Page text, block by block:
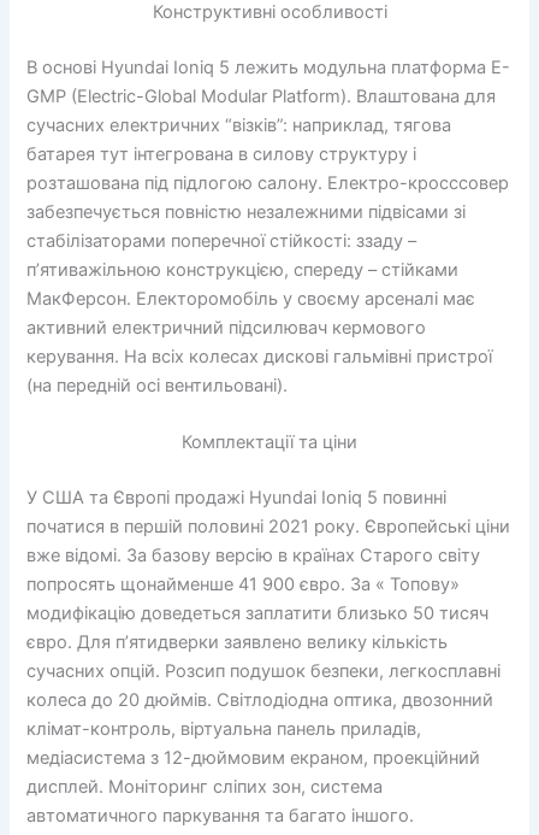
Конструктивні особливості
В основі Hyundai Ioniq 5 лежить модульна платформа E-
GMP (Electric-Global Modular Platform). Влаштована для
сучасних електричних “візків”: наприклад, тягова
батарея тут інтегрована в силову структуру і
розташована під підлогою салону. Електро-кросссовер
забезпечується повністю незалежними підвісами зі
стабілізаторами поперечної стійкості: ззаду –
п’ятиважільною конструкцією, спереду – стійками
МакФерсон. Електоромобіль у своєму арсеналі має
активний електричний підсилювач кермового
керування. На всіх колесах дискові гальмівні пристрої
(на передній осі вентильовані).
Комплектації та ціни
У США та Європі продажі Hyundai Ioniq 5 повинні
початися в першій половині 2021 року. Європейські ціни
вже відомі. За базову версію в країнах Старого світу
попросять щонайменше 41 900 євро. За « Топову»
модифікацію доведеться заплатити близько 50 тисяч
євро. Для п’ятидверки заявлено велику кількість
сучасних опцій. Розсип подушок безпеки, легкосплавні
колеса до 20 дюймів. Світлодіодна оптика, двозонний
клімат-контроль, віртуальна панель приладів,
медіасистема з 12-дюймовим екраном, проекційний
дисплей. Моніторинг сліпих зон, система
автоматичного паркування та багато іншого.